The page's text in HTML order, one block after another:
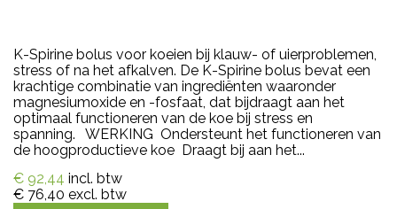
K-Spirine bolus voor koeien bij klauw- of uierproblemen,
stress of na het afkalven. De K-Spirine bolus bevat een
krachtige combinatie van ingrediënten waaronder
magnesiumoxide en -fosfaat, dat bijdraagt aan het
optimaal functioneren van de koe bij stress en
spanning. WERKING Ondersteunt het functioneren van
de hoogproductieve koe Draagt bij aan het...
€ 92,44 incl. btw
€ 76,40 excl. btw